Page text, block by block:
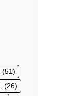
(51)
(26)